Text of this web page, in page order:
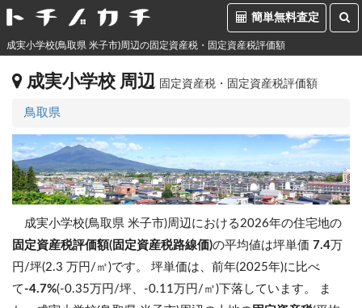
簡単無料査定
成実小学校(鳥取県 米子市)周辺の固定資産税・固定資産税評価額
成実小学校 周辺 固定資産税・固定資産税評価額
鳥取県
成実小学校(鳥取県 米子市)周辺における2026年の住宅地の
固定資産税評価額(固定資産税路線価)の平均値は坪単価 7.4万
円/坪(2.3 万円/㎡)です。 坪単価は、前年(2025年)に比べ
て-4.7%(-0.35万円/坪、-0.11万円/㎡)下落しています。
ま